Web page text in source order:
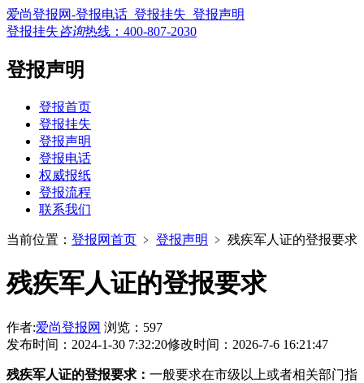
爱尚登报网-登报电话_登报挂失_登报声明
登报挂失咨询热线： 400-807-2030
登报声明
登报首页
登报挂失
登报声明
登报电话
权威报纸
登报流程
联系我们
当前位置： 登报网首页 ﹥ 登报声明 ﹥ 残疾军人证的登报要求
残疾军人证的登报要求
作者:爱尚登报网 浏览：597
发布时间：2024-1-30 7:32:20修改时间：2026-7-6 16:21:47
残疾军人证的登报要求： 一般要求在市级以上或者相关部门指